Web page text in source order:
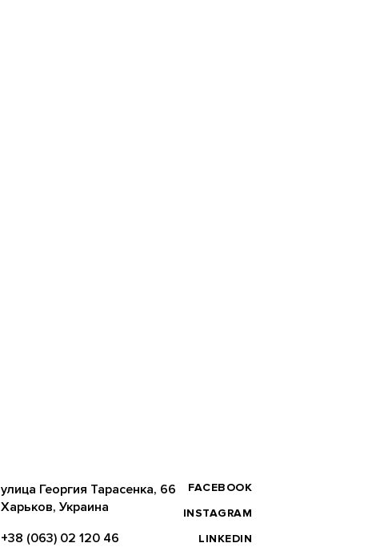
улица Георгия Тарасенка, 66
Харьков, Украина
+38 (063) 02 120 46
FACEBOOK
INSTAGRAM
LINKEDIN